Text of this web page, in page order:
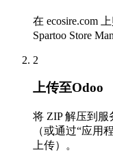
在 ecosire.com
Spartoo Store
2
上传至Odoo
将 ZIP 解压到服
（或通过“应用
上传）。